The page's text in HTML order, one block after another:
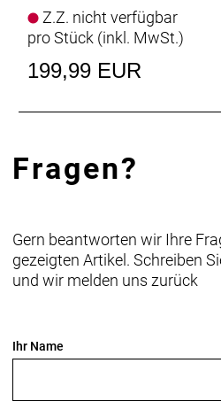
Z.Z. nicht verfügbar
pro Stück (inkl. MwSt.)
199,99 EUR
Fragen?
Gern beantworten wir Ihre
gezeigten Artikel. Schreiben
und wir melden uns zurück
Ihr Name